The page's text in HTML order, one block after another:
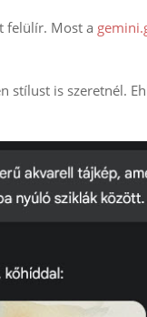
felülír. Most a
is szeretnél.